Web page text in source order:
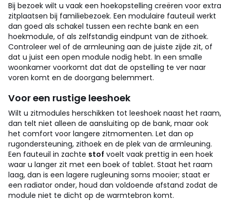
Bij bezoek wilt u vaak een hoekopstelling creëren voor extra
zitplaatsen bij familiebezoek. Een modulaire fauteuil werkt
dan goed als schakel tussen een rechte bank en een
hoekmodule, of als zelfstandig eindpunt van de zithoek.
Controleer wel of de armleuning aan de juiste zijde zit, of
dat u juist een open module nodig hebt. In een smalle
woonkamer voorkomt dat dat de opstelling te ver naar
voren komt en de doorgang belemmert.
Voor een rustige leeshoek
Wilt u zitmodules herschikken tot leeshoek naast het raam,
dan telt niet alleen de aansluiting op de bank, maar ook
het comfort voor langere zitmomenten. Let dan op
rugondersteuning, zithoek en de plek van de armleuning.
Een fauteuil in zachte stof voelt vaak prettig in een hoek
waar u langer zit met een boek of tablet. Staat het raam
laag, dan is een lagere rugleuning soms mooier; staat er
een radiator onder, houd dan voldoende afstand zodat de
module niet te dicht op de warmtebron komt.